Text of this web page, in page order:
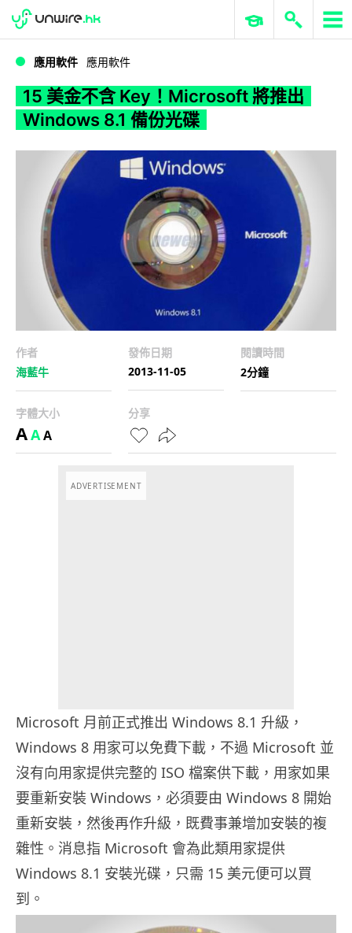
WWDC 2026 ERP 與商業 AI
應用軟件 應用軟件
15 美金不含 Key！Microsoft 將推出
Windows 8.1 備份光碟
作者
海藍牛
發佈日期
2013-11-05
閱讀時間
2分鐘
字體大小
AAA
分享
ADVERTISEMENT
Microsoft 月前正式推出 Windows 8.1 升級，
Windows 8 用家可以免費下載，不過 Microsoft 並
沒有向用家提供完整的 ISO 檔案供下載，用家如果
要重新安裝 Windows，必須要由 Windows 8 開始
重新安裝，然後再作升級，既費事兼增加安裝的複
雜性。消息指 Microsoft 會為此類用家提供
Windows 8.1 安裝光碟，只需 15 美元便可以買
到。